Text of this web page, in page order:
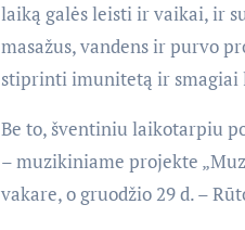
laiką galės leisti ir vaikai, ir
masažus, vandens ir purvo
stiprinti imunitetą ir smagiai
Be to, šventiniu laikotarpiu
– muzikiniame projekte
vakare, o gruodžio 29 d. –